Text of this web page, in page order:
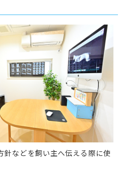
などを飼い主へ伝える際に使